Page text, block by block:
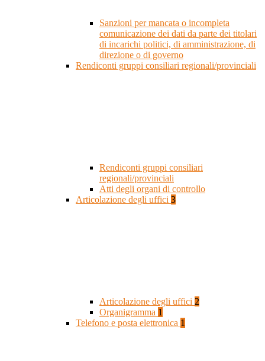
Sanzioni per mancata o incompleta
comunicazione dei dati da parte dei titolari
di incarichi politici, di amministrazione, di
direzione o di governo
Rendiconti gruppi consiliari regionali/provinciali
Rendiconti gruppi consiliari
regionali/provinciali
Atti degli organi di controllo
Articolazione degli uffici 3
Articolazione degli uffici 2
Organigramma 1
Telefono e posta elettronica 1